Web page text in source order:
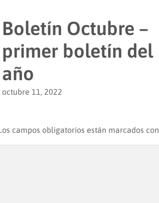
Boletín Octubre –
primer boletín del
año
octubre 11, 2022
campos obligatorios están marcados con